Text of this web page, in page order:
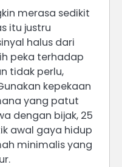
merasa sedikit
itu justru
halus dari
peka terhadap
tidak perlu,
kepekaan
yang patut
dengan bijak, 25
awal gaya hidup
minimalis yang